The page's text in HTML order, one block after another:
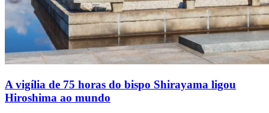
A vigília de 75 horas do bispo Shirayama ligou
Hiroshima ao mundo